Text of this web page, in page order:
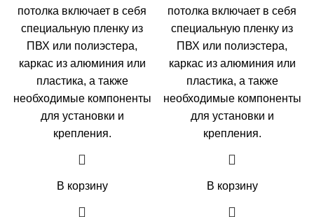
потолка включает в себя
специальную пленку из
ПВХ или полиэстера,
каркас из алюминия или
пластика, а также
необходимые компоненты
для установки и
крепления.
В корзину
потолка включает в себя
специальную пленку из
ПВХ или полиэстера,
каркас из алюминия или
пластика, а также
необходимые компоненты
для установки и
крепления.
В корзину